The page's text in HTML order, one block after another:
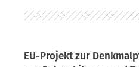
EU-Projekt zur